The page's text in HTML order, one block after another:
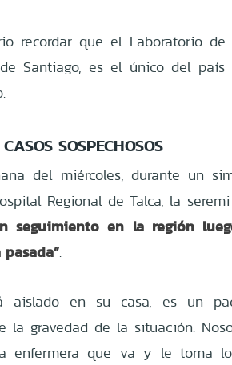
recordar que el Laboratorio
Santiago, es el único del
SOSPECHOSOS
del miércoles, durante un
Regional de Talca, la
seguimiento en la región
.
aislado en su casa, es un
la gravedad de la situación.
enfermera que va y le toma